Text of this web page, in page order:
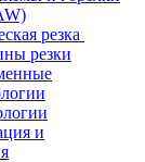
резка
резки
и